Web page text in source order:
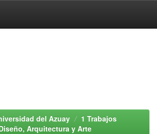
del Azuay
1 Trabajos
Arquitectura y Arte